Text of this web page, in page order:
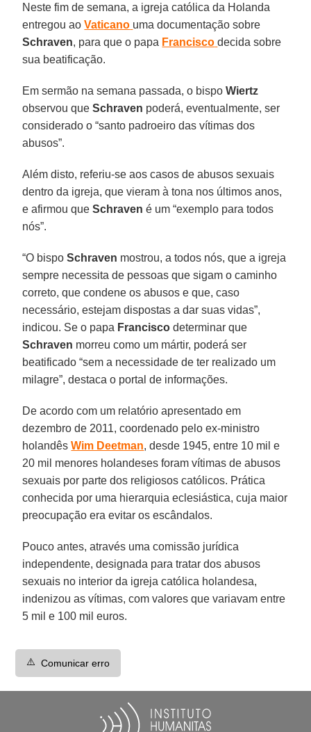
Neste fim de semana, a igreja católica da Holanda
entregou aoVaticano uma documentação sobre
Schraven, para que o papa Francisco decida sobre
sua beatificação.
Em sermão na semana passada, o bispoWiertz
observou queSchraven poderá, eventualmente, ser
considerado o “santo padroeiro das vítimas dos
abusos”.
Além disto, referiu-se aos casos de abusos sexuais
dentro da igreja, que vieram à tona nos últimos anos,
e afirmou queSchraven é um “exemplo para todos
nós”.
“O bispoSchraven mostrou, a todos nós, que a igreja
sempre necessita de pessoas que sigam o caminho
correto, que condene os abusos e que, caso
necessário, estejam dispostas a dar suas vidas”,
indicou. Se o papa Francisco determinar que
Schraven morreu como um mártir, poderá ser
beatificado “sem a necessidade de ter realizado um
milagre”, destaca o portal de informações.
De acordo com um relatório apresentado em
dezembro de 2011, coordenado pelo ex-ministro
holandêsWim Deetman, desde 1945, entre 10 mil e
20 mil menores holandeses foram vítimas de abusos
sexuais por parte dos religiosos católicos. Prática
conhecida por uma hierarquia eclesiástica, cuja maior
preocupação era evitar os escândalos.
Pouco antes, através uma comissão jurídica
independente, designada para tratar dos abusos
sexuais no interior da igreja católica holandesa,
indenizou as vítimas, com valores que variavam entre
5 mil e 100 mil euros.
⚠️ Comunicar erro